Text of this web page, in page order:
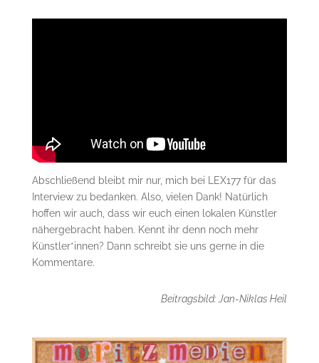
Abschließend bleibt mir nur, mich bei LEX177 für das
Interview zu bedanken. Also, vielen Dank! Natürlich
hoffen wir auch, dass wir euch einen lokalen Künstler
nähergebracht haben. Kennt ihr denn noch mehr
Künstler*innen? Dann schreibt sie uns gerne in die
Kommentare.
Beitragsbild: Jan-Niklas Heil